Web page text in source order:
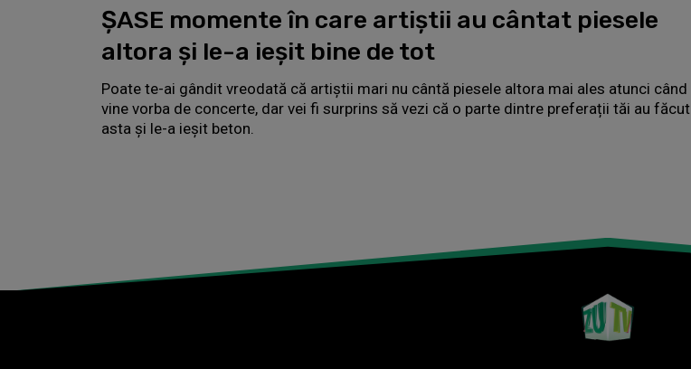
ȘASE momente în care artiștii au cântat piesele
altora și le-a ieșit bine de tot
Poate te-ai gândit vreodată că artiștii mari nu cântă piesele altora mai ales atunci când
vine vorba de concerte, dar vei fi surprins să vezi că o parte dintre preferații tăi au făcut
asta și le-a ieșit beton.